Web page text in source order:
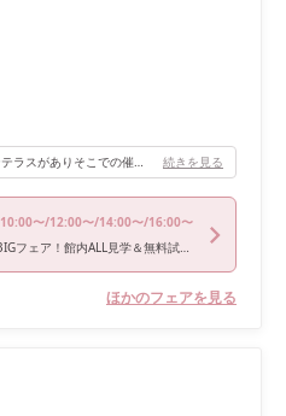
高砂から向かって右側に、ガーデンテラスがありそこでの催し物や登場もできます。 全体的に披露宴会場が広く、動線もいいです。高砂正面の2階からの登場もでき、自分たちのやりたい演出の幅が広がると思います。私たちは披露宴開始時はオープンテラスから、お色直しは2階から登場して階段を使用しました！ 続きを見る
10:00〜/12:00〜/14:00〜/16:00〜
8(土)～16(日)お盆期間BIGフェア！館内ALL見学＆無料試食＆特典
ほかのフェアを見る